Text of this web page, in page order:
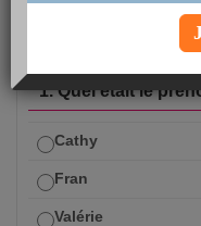
1. Quel était le
Cathy
Fran
Valérie